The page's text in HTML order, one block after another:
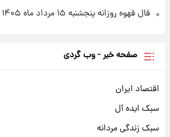
فال قهوه روزانه پنجشنبه ۱۵ مرداد ماه ۱۴۰۵
صفحه خبر - وب گردی
اقتصاد ایران
سبک ایده آل
سبک زندگی مردانه